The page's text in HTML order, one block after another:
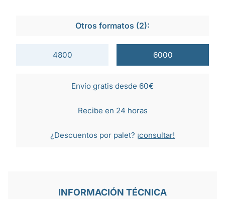
Otros formatos (2):
4800 6000
Envío gratis desde 60€
Recibe en 24 horas
¿Descuentos por palet? ¡consultar!
INFORMACIÓN TÉCNICA